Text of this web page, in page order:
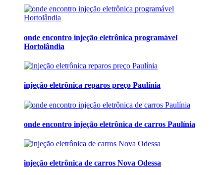
onde encontro injeção eletrônica programável
Hortolândia
injeção eletrônica reparos preço Paulínia
onde encontro injeção eletrônica de carros Paulínia
injeção eletrônica de carros Nova Odessa